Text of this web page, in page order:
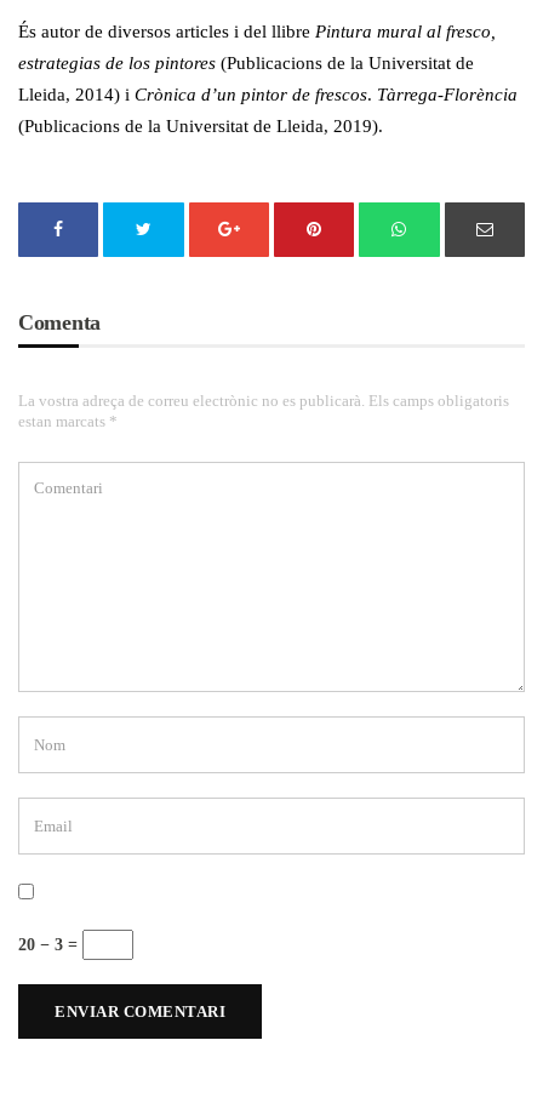
És autor de diversos articles i del llibre Pintura mural al fresco,
estrategias de los pintores (Publicacions de la Universitat de
Lleida, 2014) i Crònica d’un pintor de frescos. Tàrrega-Florència
(Publicacions de la Universitat de Lleida, 2019).
Comenta
La vostra adreça de correu electrònic no es publicarà. Els camps obligatoris
estan marcats *
20 − 3 =